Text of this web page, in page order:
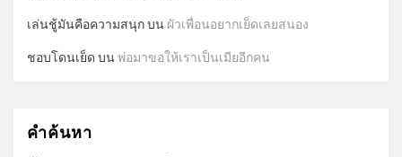
เล่นชู้มันคือความสนุกบน ผัวเพื่อนอยากเย็ดเลยสนอง
ชอบโดนเย็ด บนพ่อมาขอให้เราเป็นเมียอีกคน
คำค้นหา